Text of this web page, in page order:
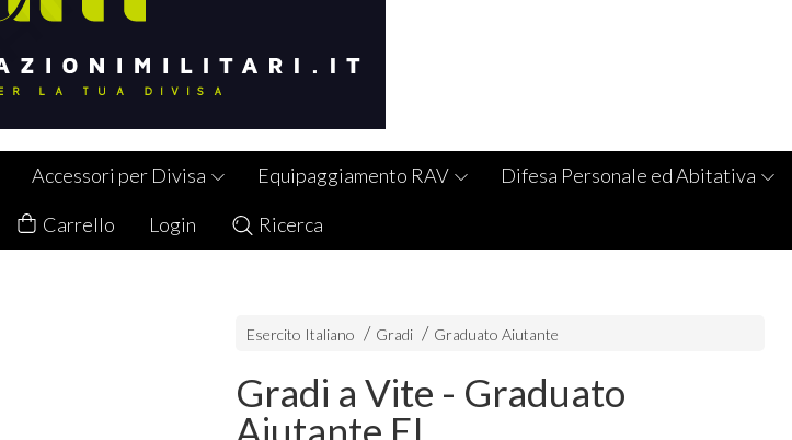
Accessori per Divisa Equipaggiamento RAV Difesa Personale ed Abitativa
Carrello Login Ricerca
Esercito Italiano Gradi Graduato Aiutante
Gradi a Vite - Graduato
Aiutante EI